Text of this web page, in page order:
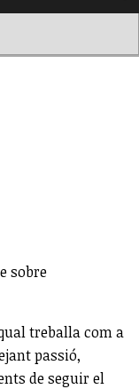
sobre
treballa com a
passió,
de seguir el